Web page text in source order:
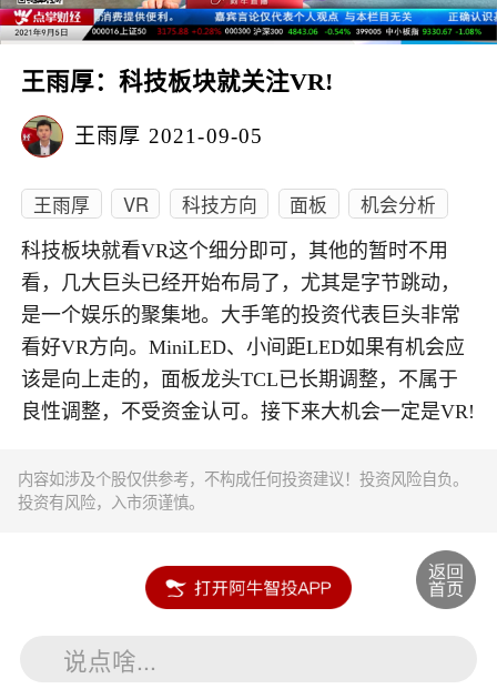
王雨厚：科技板块就关注VR!
王雨厚 2021-09-05
王雨厚 VR 科技方向 面板 机会分析
科技板块就看VR这个细分即可，其他的暂时不用
看，几大巨头已经开始布局了，尤其是字节跳动，
是一个娱乐的聚集地。大手笔的投资代表巨头非常
看好VR方向。MiniLED、小间距LED如果有机会应
该是向上走的，面板龙头TCL已长期调整，不属于
良性调整，不受资金认可。接下来大机会一定是VR!
内容如涉及个股仅供参考，不构成任何投资建议！投资风险自负。
投资有风险，入市须谨慎。
说点啥...